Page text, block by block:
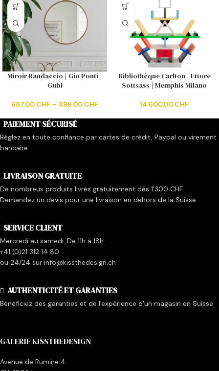
Miroir Randaccio | Gio Ponti |
Gubi
687.00 CHF – 899.00 CHF
Bibliothèque Carlton | Ettore
Sottsass | Memphis Milano
14'600.00 CHF
PAIEMENT SÉCURISÉ
Réglez en toute confiance par cartes de crédit, Paypal ou virement
bancaire
LIVRAISON GRATUITE
De nombreux produits livrés gratuitement dès 1'300 CHF
Demandez un devis pour une livraison en dehors de la Suisse
SERVICE CLIENT
Mercredi au samedi. De 11h à 18h
+41 (0)21 312 14 80
ou 24/24 sur info@kissthedesign.ch
AUTHENTICITÉ ET GARANTIES
Bénéficiez des garanties et de l'expérience d'un magasin en Suisse
GALERIE KISSTHEDESIGN
Avenue de Rumine 4